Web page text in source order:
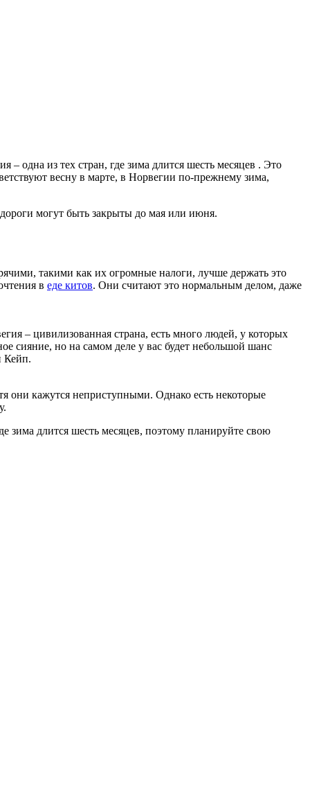
одна из тех стран, где зима длится шесть месяцев . Это
весну в марте, в Норвегии по-прежнему зима,
могут быть закрыты до мая или июня.
такими как их огромные налоги, лучше держать это
в еде китов. Они считают это нормальным делом, даже
– цивилизованная страна, есть много людей, у которых
сияние, но на самом деле у вас будет небольшой шанс
Кейп.
они кажутся неприступными. Однако есть некоторые
зима длится шесть месяцев, поэтому планируйте свою